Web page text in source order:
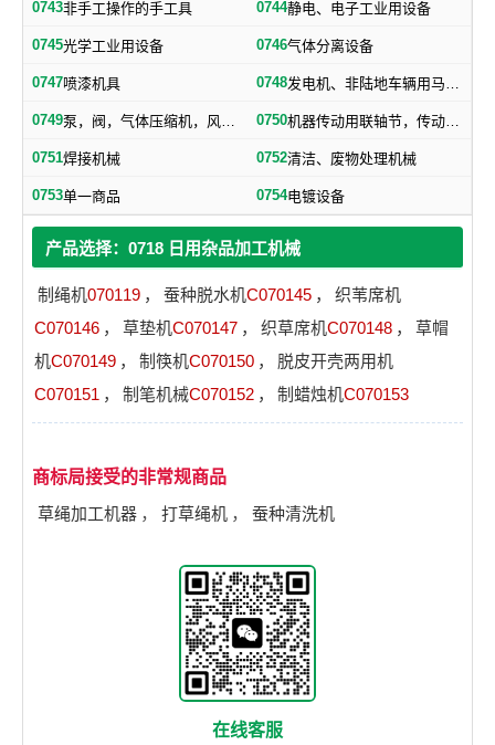
0743非手工操作的手工具 0744静电、电子工业用设备
0745光学工业用设备 0746气体分离设备
0747喷漆机具 0748 发电机、非陆地车辆用马达和引擎及其零部件
0749 泵，阀，气体压缩机，风机，，液压元件，气动元件 0750 机器传动用联轴节，传动带及其他机器零部件
0751焊接机械 0752清洁、废物处理机械
0753单一商品 0754电镀设备
产品选择：0718 日用杂品加工机械
制绳机070119 ， 蚕种脱水机C070145 ，
织苇席机
C070146 ， 草垫机C070147 ， 织草席机C070148 ，
草帽
机C070149 ， 制筷机C070150 ，
脱皮开壳两用机
C070151 ， 制笔机械C070152 ， 制蜡烛机C070153
商标局接受的非常规商品
草绳加工机器 ， 打草绳机 ， 蚕种清洗机
在线客服